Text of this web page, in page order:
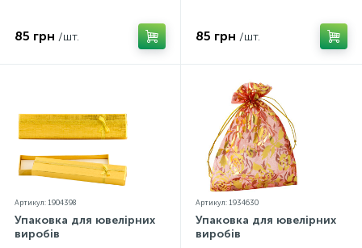
85 грн /шт. 85 грн /шт.
Артикул: 1904398
Упаковка для ювелірних
виробів
Артикул: 1934630
Упаковка для ювелірних
виробів